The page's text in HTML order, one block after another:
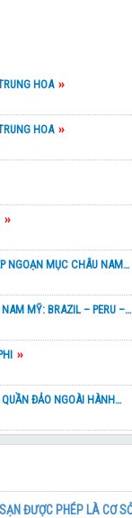
HOA
HOA
NGOẠN MỤC CHÂU NAM
MỸ: BRAZIL – PERU –
ĐẢO NGOÀI HÀNH
VIETNAM AIRLINES
ĐƯỢC PHÉP LÀ CƠ